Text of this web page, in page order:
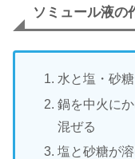
ソミュール液の
水と塩・砂
鍋を中火に
混ぜる
塩と砂糖が